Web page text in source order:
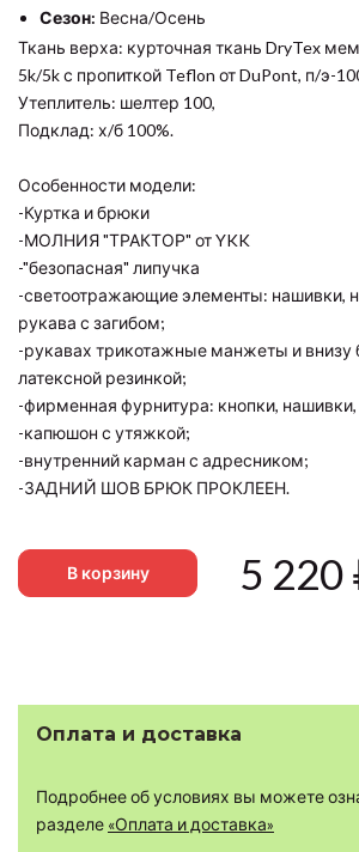
Сезон: Весна/Осень
Ткань верха: курточная ткань DryTex
5k/5k с пропиткой Teflon от DuPont, п/э-
Утеплитель: шелтер 100,
Подклад: х/б 100%.
Особенности модели:
-Куртка и брюки
-МОЛНИЯ "ТРАКТОР" от YKK
-"безопасная" липучка
-светоотражающие элементы: нашивки,
рукава с загибом;
-рукавах трикотажные манжеты и внизу
латексной резинкой;
-фирменная фурнитура: кнопки,
-капюшон с утяжкой;
-внутренний карман с адресником;
-ЗАДНИЙ ШОВ БРЮК ПРОКЛЕЕН.
В корзину 5 220
Оплата и доставка
Подробнее об условиях вы можете
разделе «Оплата и доставка»